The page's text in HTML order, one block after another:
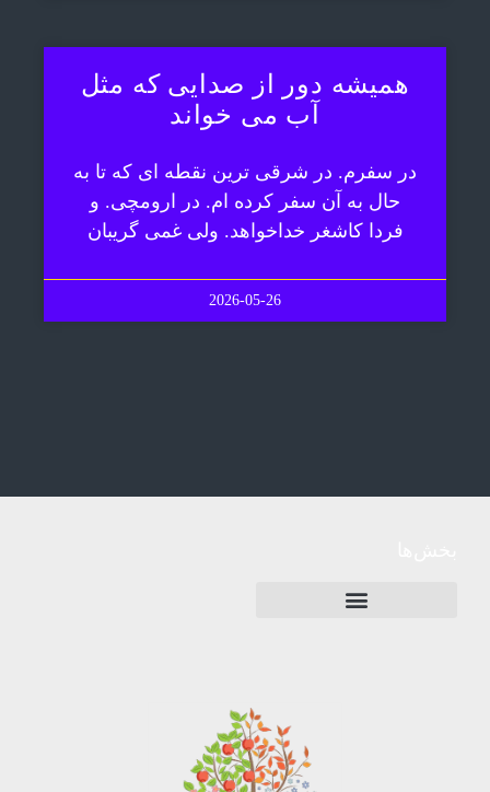
همیشه دور از صدایی که مثل
آب می خواند
در سفرم. در شرقی ترین نقطه ای که تا به
حال به آن سفر کرده ام. در ارومچی. و
فردا کاشغر خداخواهد. ولی غمی گریبان
2026-05-26